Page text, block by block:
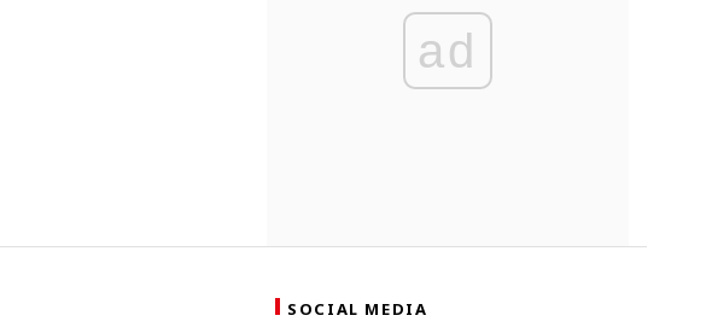
ad
SOCIAL MEDIA